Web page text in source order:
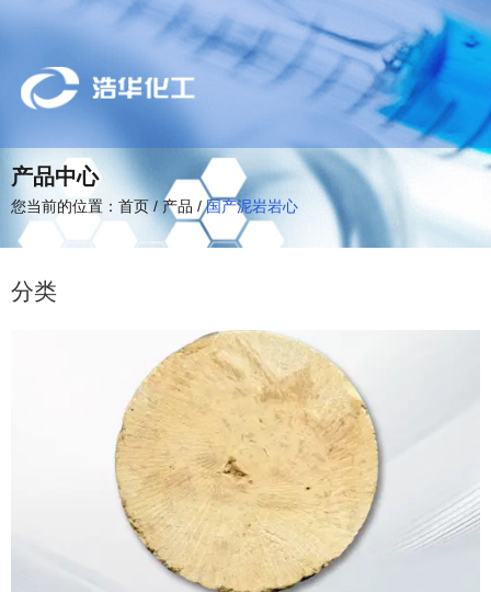
产品中心
您当前的位置：首页/ 产品 /国产泥岩岩心
分类